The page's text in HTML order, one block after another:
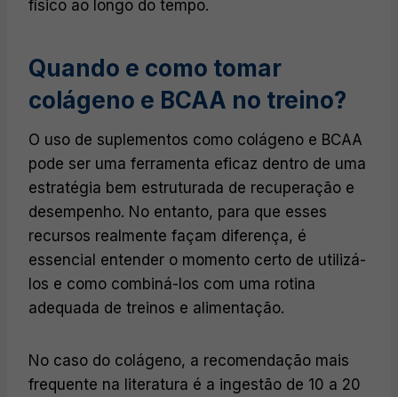
físico ao longo do tempo.
Quando e como tomar
colágeno e BCAA no treino?
O uso de suplementos como colágeno e BCAA
pode ser uma ferramenta eficaz dentro de uma
estratégia bem estruturada de recuperação e
desempenho. No entanto, para que esses
recursos realmente façam diferença, é
essencial entender o momento certo de utilizá-
los e como combiná-los com uma rotina
adequada de treinos e alimentação.
No caso do colágeno, a recomendação mais
frequente na literatura é a ingestão de 10 a 20